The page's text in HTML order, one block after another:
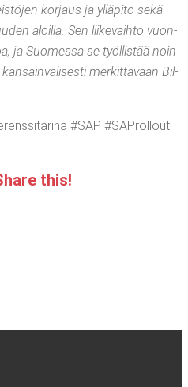
kor­jaus ja yllä­pi­to sekä
aloil­la. Sen lii­ke­vaih­to vuon­
ja Suo­mes­sa se työl­lis­tää noin
mer­kit­tä­vään Bil­
#SAP #SAProl­lout
this!